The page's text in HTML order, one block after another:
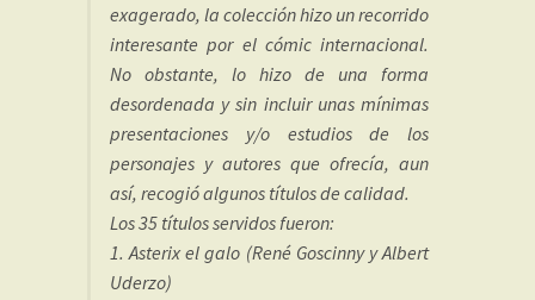
exagerado, la colección hizo un recorrido
interesante por el cómic internacional.
No obstante, lo hizo de una forma
desordenada y sin incluir unas mínimas
presentaciones y/o estudios de los
personajes y autores que ofrecía, aun
así, recogió algunos títulos de calidad.
Los 35 títulos servidos fueron:
1. Asterix el galo (René Goscinny y Albert
Uderzo)